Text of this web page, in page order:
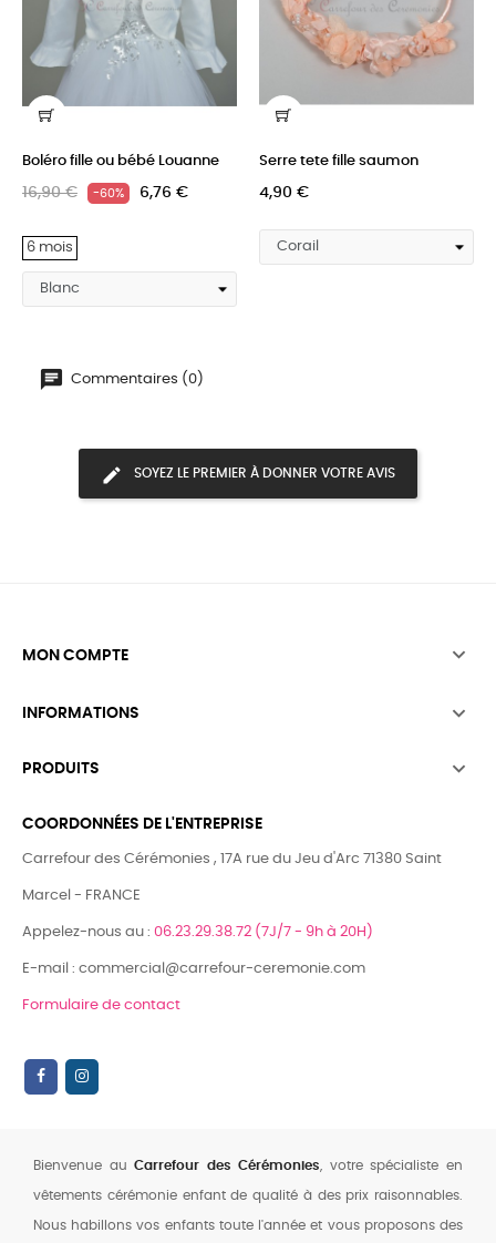
Boléro fille ou bébé Louanne
16,90 € -60% 6,76 €
6 mois
Serre tete fille saumon
4,90 €
Commentaires (0)
SOYEZ LE PREMIER À DONNER VOTRE AVIS
MON COMPTE 
INFORMATIONS 
PRODUITS 
COORDONNÉES DE L'ENTREPRISE
Carrefour des Cérémonies , 17A rue du Jeu d'Arc 71380 Saint
Marcel - FRANCE
Appelez-nous au : 06.23.29.38.72 (7J/7 - 9h à 20H)
E-mail : commercial@carrefour-ceremonie.com
Formulaire de contact
Bienvenue auCarrefour des Cérémonies , votre spécialiste en
vêtements cérémonie enfant de qualité à des prix raisonnables.
Nous habillons vos enfants toute l'année et vous proposons des